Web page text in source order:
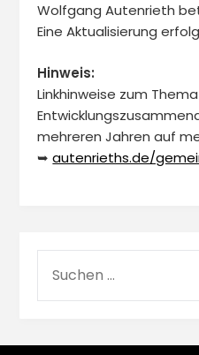
Wolfgang Autenrieth
Eine Aktualisierung
Hinweis:
Linkhinweise zum
mehreren Jahren auf
➥autenrieths.de/